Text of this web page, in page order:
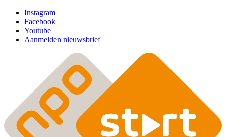
Instagram
Facebook
Youtube
Aanmelden nieuwsbrief